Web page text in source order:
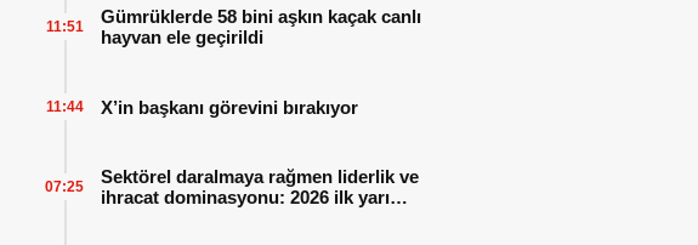
Gümrüklerde 58 bini aşkın kaçak canlı
hayvan ele geçirildi
11:51
X’in başkanı görevini bırakıyor
11:44
Sektörel daralmaya rağmen liderlik ve
ihracat dominasyonu: 2026 ilk yarı
07:25